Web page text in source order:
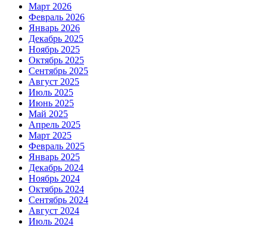
Март 2026
Февраль 2026
Январь 2026
Декабрь 2025
Ноябрь 2025
Октябрь 2025
Сентябрь 2025
Август 2025
Июль 2025
Июнь 2025
Май 2025
Апрель 2025
Март 2025
Февраль 2025
Январь 2025
Декабрь 2024
Ноябрь 2024
Октябрь 2024
Сентябрь 2024
Август 2024
Июль 2024